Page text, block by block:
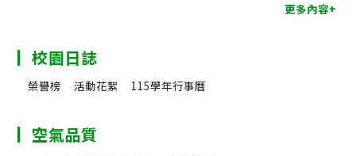
更多內容+
校園日誌
榮譽榜 活動花絮 115學年行事曆
空氣品質